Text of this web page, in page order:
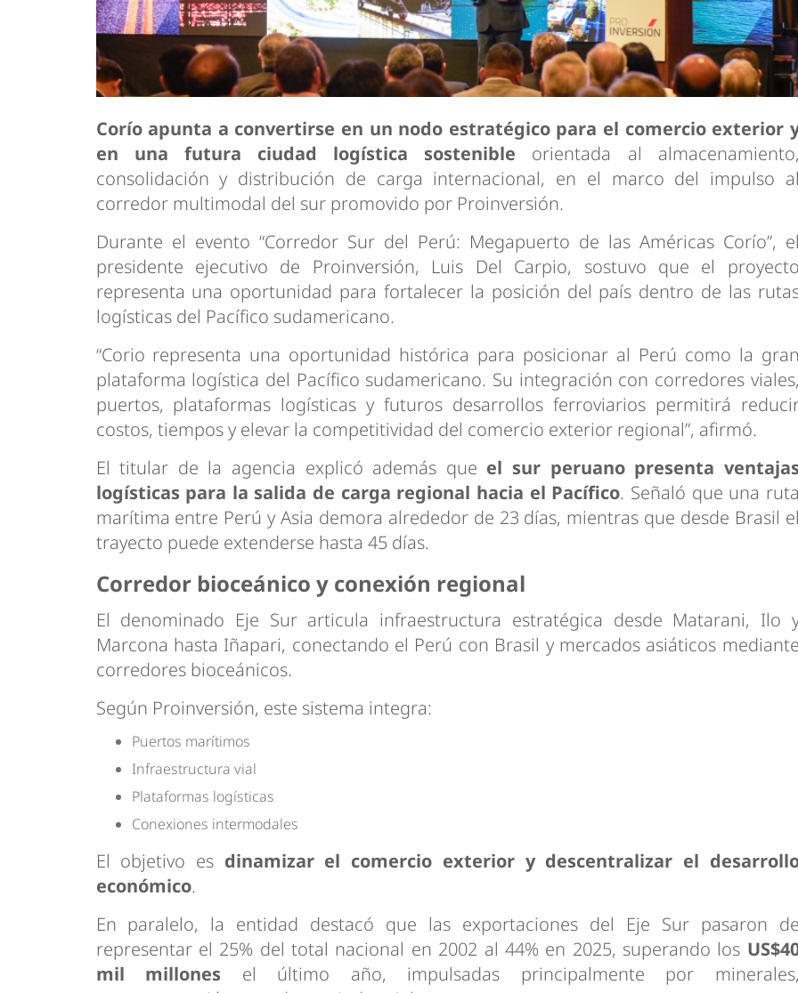
Corío apunta a convertirse en un nodo estratégico para el comercio exterior
en una futura ciudad logística sostenible orientada al almacenamiento,
consolidación y distribución de carga internacional, en el marco del impulso al
corredor multimodal del sur promovido por Proinversión.
Durante el evento “Corredor Sur del Perú: Megapuerto de las Américas Corío”, el
presidente ejecutivo de Proinversión, Luis Del Carpio, sostuvo que el proyecto
representa una oportunidad para fortalecer la posición del país dentro de las
logísticas del Pacífico sudamericano.
“Corio representa una oportunidad histórica para posicionar al Perú como la gran
plataforma logística del Pacífico sudamericano. Su integración con corredores viales,
puertos, plataformas logísticas y futuros desarrollos ferroviarios permitirá
costos, tiempos y elevar la competitividad del comercio exterior regional”, afirmó.
El titular de la agencia explicó además que el sur peruano presenta
logísticas para la salida de carga regional hacia el Pacífico. Señaló que una ruta
marítima entre Perú y Asia demora alrededor de 23 días, mientras que desde Brasil el
trayecto puede extenderse hasta 45 días.
Corredor bioceánico y conexión regional
El denominado Eje Sur articula infraestructura estratégica desde Matarani, Ilo
Marcona hasta Iñapari, conectando el Perú con Brasil y mercados asiáticos mediante
corredores bioceánicos.
Según Proinversión, este sistema integra:
Puertos marítimos
Infraestructura vial
Plataformas logísticas
Conexiones intermodales
El objetivo es dinamizar el comercio exterior y descentralizar el
económico.
En paralelo, la entidad destacó que las exportaciones del Eje Sur pasaron de
representar el 25% del total nacional en 2002 al 44% en 2025, superando los
mil millones el último año, impulsadas principalmente por minerales,